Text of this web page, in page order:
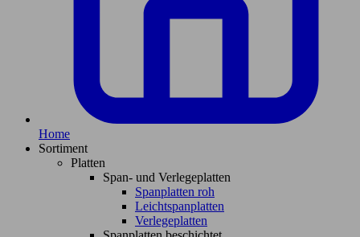
Home
Sortiment
Platten
Span- und Verlegeplatten
Spanplatten roh
Leichtspanplatten
Verlegeplatten